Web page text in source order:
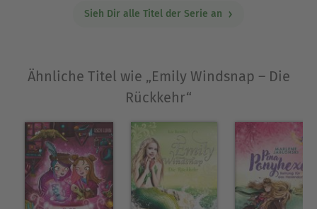
dem Deutschen Jugendliteraturpreis 2023
Ausblenden
Sieh Dir alle Titel der Serie an
Ähnliche Titel wie „Emily Windsnap – Die
Rückkehr“